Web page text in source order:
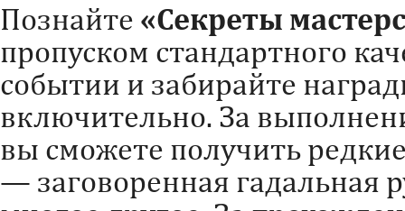
Познайте «Секреты
пропуском стандартного
событии и забирайте
включительно. За
вы сможете получить
— заговоренная гадальная